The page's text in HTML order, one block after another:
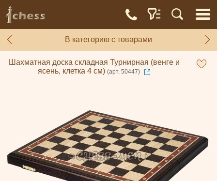
В категорию с товарами
Шахматная доска складная Турнирная (венге и
ясень, клетка 4 см) (арт. 50447)